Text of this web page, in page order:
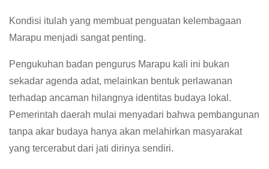
Kondisi itulah yang membuat penguatan kelembagaan
Marapu menjadi sangat penting.
Pengukuhan badan pengurus Marapu kali ini bukan
sekadar agenda adat, melainkan bentuk perlawanan
terhadap ancaman hilangnya identitas budaya lokal.
Pemerintah daerah mulai menyadari bahwa pembangunan
tanpa akar budaya hanya akan melahirkan masyarakat
yang tercerabut dari jati dirinya sendiri.